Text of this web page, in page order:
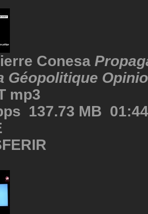
Conesa
Géopolitique
mp3
137.73 MB